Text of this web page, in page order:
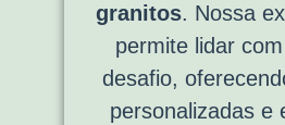
granitos. Nossa
permite lidar
desafio,
personalizadas e